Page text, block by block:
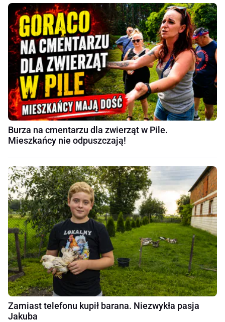
Burza na cmentarzu dla zwierząt w Pile.
Mieszkańcy nie odpuszczają!
Zamiast telefonu kupił barana. Niezwykła pasja
Jakuba